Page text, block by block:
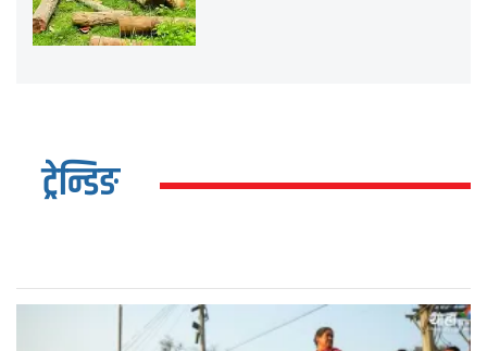
ट्रेन्डिङ